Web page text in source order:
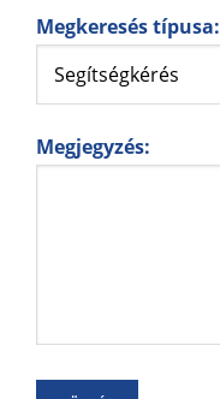
Megkeresés típusa:
Megjegyzés: